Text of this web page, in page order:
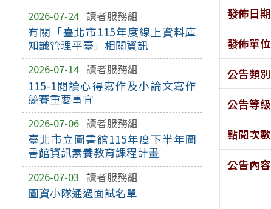
2026-07-24 讀者服務組
有關「臺北市115年度線上資料庫
知識管理平臺」相關資訊
2026-07-14 讀者服務組
115-1閱讀心得寫作及小論文寫作
競賽重要事宜
2026-07-06 讀者服務組
臺北市立圖書館115年度下半年圖
書館資訊素養教育課程計畫
2026-07-03 讀者服務組
圖資小隊通過面試名單
發佈日期
發佈單位
公告類別
公告等級
點閱次數
公告內容